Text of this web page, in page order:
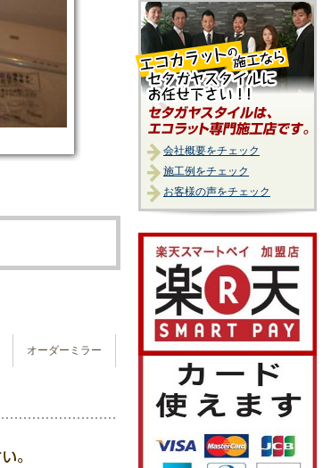
オーダーミラー
会社概要をチェック
施工例をチェック
お客様の声をチェック